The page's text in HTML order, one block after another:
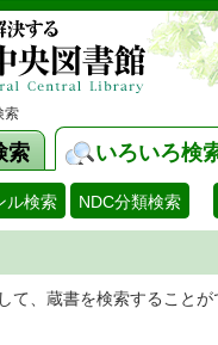
索
索 いろいろ検
ル検索 NDC分類検索
て、蔵書を検索すること